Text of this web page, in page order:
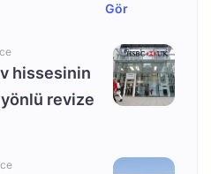
Gör
hissesinin
yönlü revize